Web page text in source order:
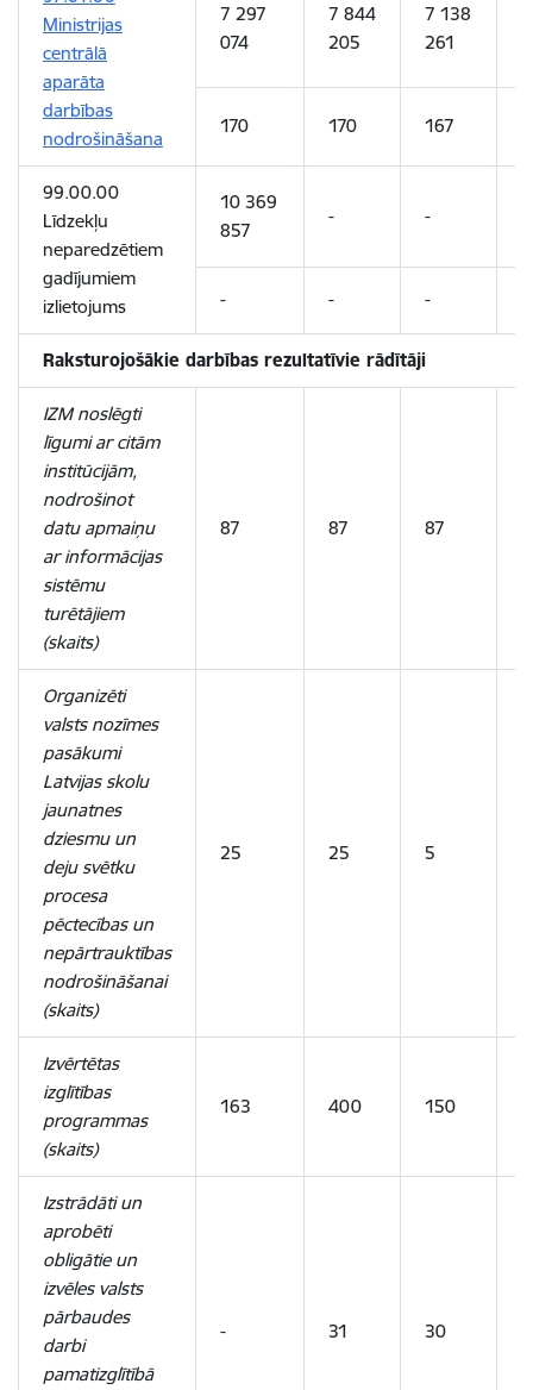
Ministrijas
centrālā
aparāta
darbības
nodrošināšana
7 297
074
7 844
205
7 138
261
170 170 167
99.00.00
Līdzekļu
neparedzētiem
gadījumiem
izlietojums
10 369
857
- -
- - -
Raksturojošākie darbības rezultatīvie rādītāji
IZM noslēgti
līgumi ar citām
institūcijām,
nodrošinot
datu apmaiņu
ar informācijas
sistēmu
turētājiem
(skaits)
87 87 87
Organizēti
valsts nozīmes
pasākumi
Latvijas skolu
jaunatnes
dziesmu un
deju svētku
procesa
pēctecības un
nepārtrauktības
nodrošināšanai
(skaits)
25 25 5
Izvērtētas
izglītības
programmas
(skaits)
163 400 150
Izstrādāti un
aprobēti
obligātie un
izvēles valsts
pārbaudes
darbi
pamatizglītībā
- 31 30